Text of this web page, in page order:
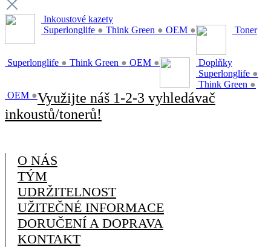
Inkoustové kazety
Superlonglife ● Think Green ● OEM ● Toner
Superlonglife ● Think Green ● OEM ●
Doplňky
Superlonglife ●
Think Green ●
OEM ●Využijte náš 1-2-3 vyhledávač
inkoustů/tonerů!
O NÁS
TÝM
UDRŽITELNOST
UŽITEČNÉ INFORMACE
DORUČENÍ A DOPRAVA
KONTAKT